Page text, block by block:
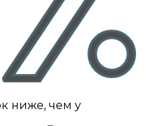
ниже, чем у